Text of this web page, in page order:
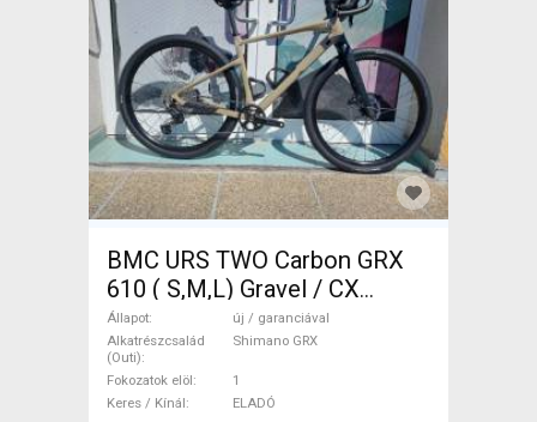
BMC URS TWO Carbon GRX
610 ( S,M,L) Gravel / CX
Shimano GRX tárcsafék új /
garanciával ELADÓ
Állapot
új / garanciával
Alkatrészcsalád
(Outi)
Shimano GRX
Fokozatok elöl
1
Keres / Kínál
ELADÓ